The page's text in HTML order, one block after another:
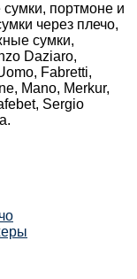
портмоне и
через плечо,
сумки,
Daziaro,
Fabretti,
Mano, Merkur,
Sergio